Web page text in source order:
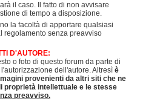
il caso. Il fatto di non avvisare
di tempo a disposizione.
la facoltà di apportare qualsiasi
regolamento senza preavviso
D'AUTORE:
o foto di questo forum da parte di
dell'autore. Altresì è
provenienti da altri siti che ne
proprietà intellettuale e le stesse
preavviso.